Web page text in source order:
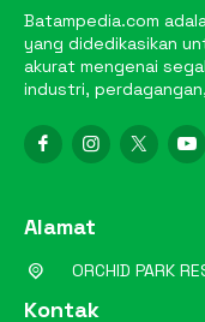
Batampedia.com
yang didedikasikan
akurat mengenai
industri,
Alamat
ORCHID PARK
Kontak